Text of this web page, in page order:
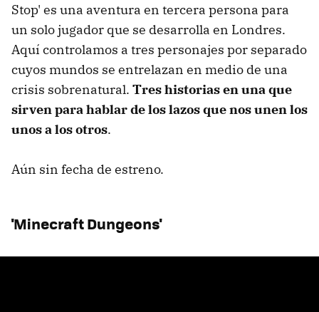
Stop' es una aventura en tercera persona para
un solo jugador que se desarrolla en Londres.
Aquí controlamos a tres personajes por separado
cuyos mundos se entrelazan en medio de una
crisis sobrenatural. Tres historias en una que
sirven para hablar de los lazos que nos unen los
unos a los otros.
Aún sin fecha de estreno.
'Minecraft Dungeons'